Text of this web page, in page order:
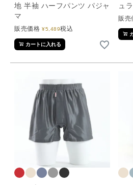
地 半袖 ハーフパンツ パジャ
マ
販売価格 ¥5,489税込
カートに入れる
ュ
販売